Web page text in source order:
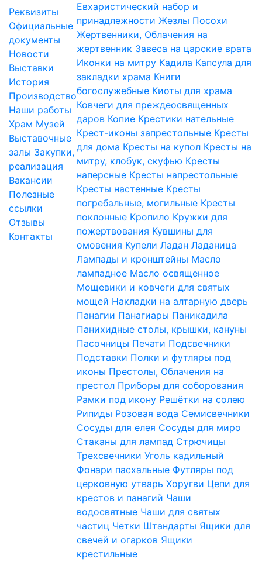
Реквизиты
Официальные
документы
Новости
Выставки
История
Производство
Наши работы
Храм Музей
Выставочные
залы Закупки,
реализация
Вакансии
Полезные
ссылки
Отзывы
Контакты
Евхаристический набор и
принадлежности Жезлы Посохи
Жертвенники, Облачения на
жертвенник Завеса на царские врата
Иконки на митру Кадила Капсула для
закладки храма Книги
богослужебные Киоты для храма
Ковчеги для преждеосвященных
даров Копие Крестики нательные
Крест-иконы запрестольные Кресты
для дома Кресты на купол Кресты на
митру, клобук, скуфью Кресты
наперсные Кресты напрестольные
Кресты настенные Кресты
погребальные, могильные Кресты
поклонные Кропило Кружки для
пожертвования Кувшины для
омовения Купели Ладан Ладаница
Лампады и кронштейны Масло
лампадное Масло освященное
Мощевики и ковчеги для святых
мощей Накладки на алтарную дверь
Панагии Панагиары Паникадила
Панихидные столы, крышки, кануны
Пасочницы Печати Подсвечники
Подставки Полки и футляры под
иконы Престолы, Облачения на
престол Приборы для соборования
Рамки под икону Решётки на солею
Рипиды Розовая вода Семисвечники
Сосуды для елея Сосуды для миро
Стаканы для лампад Стрючицы
Трехсвечники Уголь кадильный
Фонари пасхальные Футляры под
церковную утварь Хоругви Цепи для
крестов и панагий Чаши
водосвятные Чаши для святых
частиц Четки Штандарты Ящики для
свечей и огарков Ящики
крестильные